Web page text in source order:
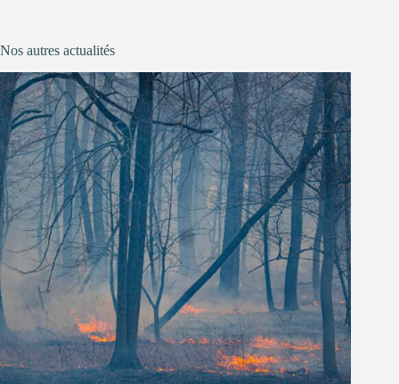
Nos autres actualités